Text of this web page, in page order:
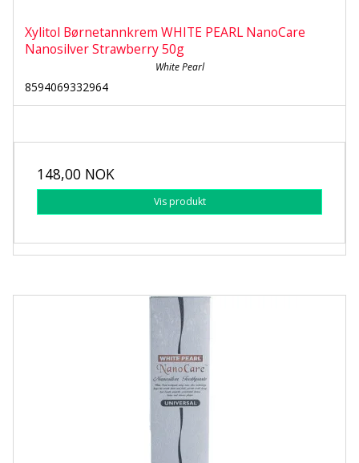
Xylitol Børnetannkrem WHITE PEARL NanoCare
Nanosilver Strawberry 50g
White Pearl
8594069332964
148,00 NOK
Vis produkt